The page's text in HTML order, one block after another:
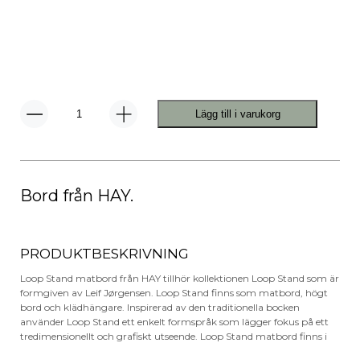
Loop
Lägg till i varukorg
Bord från HAY.
PRODUKTBESKRIVNING
Loop Stand matbord från HAY tillhör kollektionen Loop Stand som är
formgiven av Leif Jørgensen. Loop Stand finns som matbord, högt
bord och klädhängare. Inspirerad av den traditionella bocken
använder Loop Stand ett enkelt formspråk som lägger fokus på ett
tredimensionellt och grafiskt utseende. Loop Stand matbord finns i